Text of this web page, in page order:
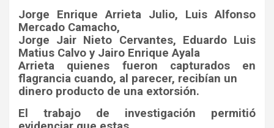
Jorge Enrique Arrieta Julio, Luis Alfonso
Mercado Camacho,
Jorge Jair Nieto Cervantes, Eduardo Luis
Matius Calvo y Jairo Enrique Ayala
Arrieta quienes fueron capturados en
flagrancia cuando, al parecer, recibían un
dinero producto de una extorsión.
El trabajo de investigación permitió